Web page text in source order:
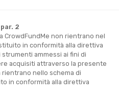
2
CrowdFundMe non rientrano nel
in conformità alla direttiva
strumenti ammessi ai fini di
acquisiti attraverso la presente
nello schema di
in conformità alla direttiva